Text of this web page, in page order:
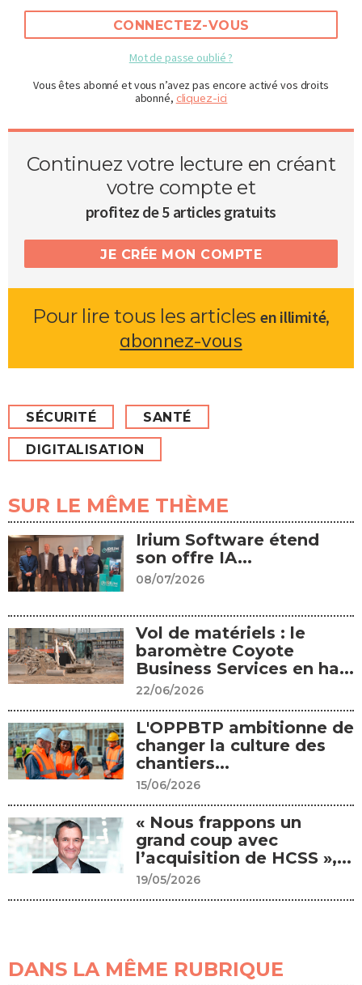
CONNECTEZ-VOUS
Mot de passe oublié ?
Vous êtes abonné et vous n’avez pas encore activé vos droits
abonné, cliquez-ici
Continuez votre lecture en créant
votre compte et
profitez de 5 articles gratuits
JE CRÉE MON COMPTE
Pour lire tous les articlesen illimité,
abonnez-vous
SÉCURITÉ SANTÉ
DIGITALISATION
SUR LE MÊME THÈME
Irium Software étend
son offre IA...
08/07/2026
Vol de matériels : le
baromètre Coyote
Business Services en ha...
22/06/2026
L'OPPBTP ambitionne de
changer la culture des
chantiers...
15/06/2026
« Nous frappons un
grand coup avec
l’acquisition de HCSS »,...
19/05/2026
DANS LA MÊME RUBRIQUE